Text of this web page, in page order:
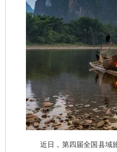
近日，第四届全国县域